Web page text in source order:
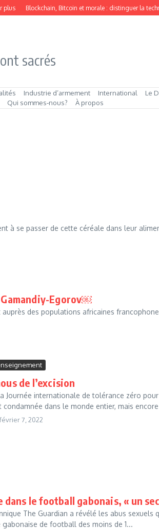
Blockchain, Bitcoin et morale : distinguer la
sacrés
Industrie d’armement International
Le
Qui sommes‑nous? À propos
se passer de cette céréale dans leur
Egorov￼
des populations africaines
de l’excision
Journée internationale de tolérance zéro
condamnée dans le monde entier, mais
février 7, 2022
dans le football gabonais, « un
The Guardian a révélé les abus sexuels
gabonaise de football des moins de 1...